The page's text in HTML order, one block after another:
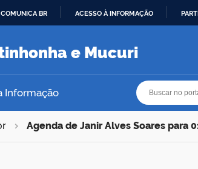
O
COMUNICA BR ACESSO À INFORMAÇÃO
e Mucuri
Informação
Agenda de Janir Alves Soares para